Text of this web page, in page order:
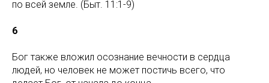
по всей земле. (Быт. 11:1-9)
6
Бог также вложил осознание вечности в сердца
людей, но человек не может постичь всего, что